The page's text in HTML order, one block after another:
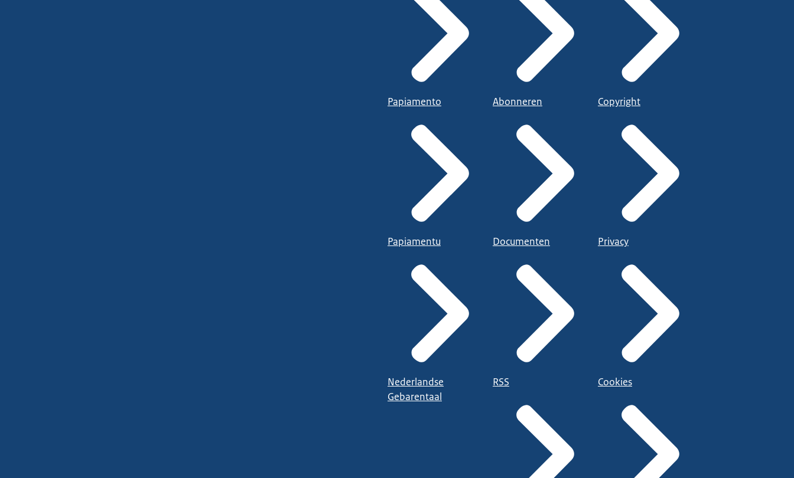
Papiamento
Papiamentu
Nederlandse
Gebarentaal
Abonneren
Documenten
RSS
Copyright
Privacy
Cookies